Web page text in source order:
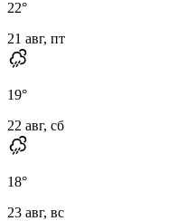
22°
21 авг, пт
19°
22 авг, сб
18°
23 авг, вс